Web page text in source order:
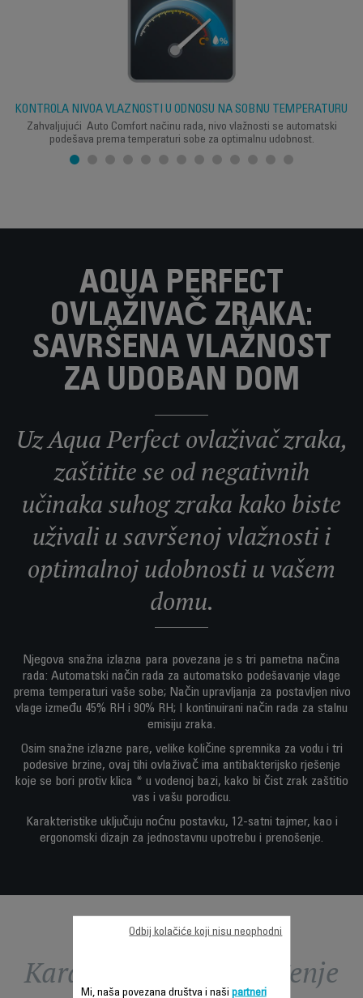
KONTROLA NIVOA VLAŽNOSTI U ODNOSU NA SOBNU TEMPERATURU
Zahvaljujući Auto Comfort načinu rada, nivo vlažnosti se automatski
podešava prema temperaturi sobe za optimalnu udobnost.
AQUA PERFECT
OVLAŽIVAČ ZRAKA:
SAVRŠENA VLAŽNOST
ZA UDOBAN DOM
Uz Aqua Perfect ovlaživač zraka,
zaštitite se od negativnih
učinaka suhog zraka kako biste
uživali u savršenoj vlažnosti i
optimalnoj udobnosti u vašem
domu.
Njegova snažna izlazna para povezana je s tri pametna načina
rada: Automatski način rada za automatsko podešavanje vlage
prema temperaturi vaše sobe; Način upravljanja za postavljen nivo
vlage između 45% RH i 90% RH; I kontinuirani način rada za stalnu
emisiju zraka.
Osim snažne izlazne pare, velike količine spremnika za vodu i tri
podesive brzine, ovaj tihi ovlaživač ima antibakterijsko rješenje
koje se bori protiv klica * u vodenoj bazi, kako bi čist zrak zaštitio
vas i vašu porodicu.
Karakteristike uključuju noćnu postavku, 12-satni tajmer, kao i
ergonomski dizajn za jednostavnu upotrebu i prenošenje.
Karakteristike - Poređenje
Mi, naša povezana društva i naši partneri
Odbij kolačiće koji nisu neophodni